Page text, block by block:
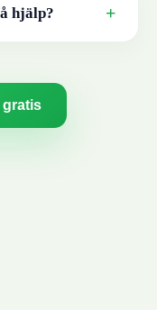
hjälp? +
gratis